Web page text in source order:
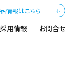
情報はこちら
採用情報 お問合せ